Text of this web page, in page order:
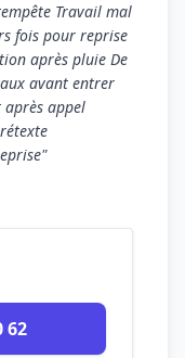
Travail mal
fois pour reprise
après pluie De
avant entrer
après appel
62